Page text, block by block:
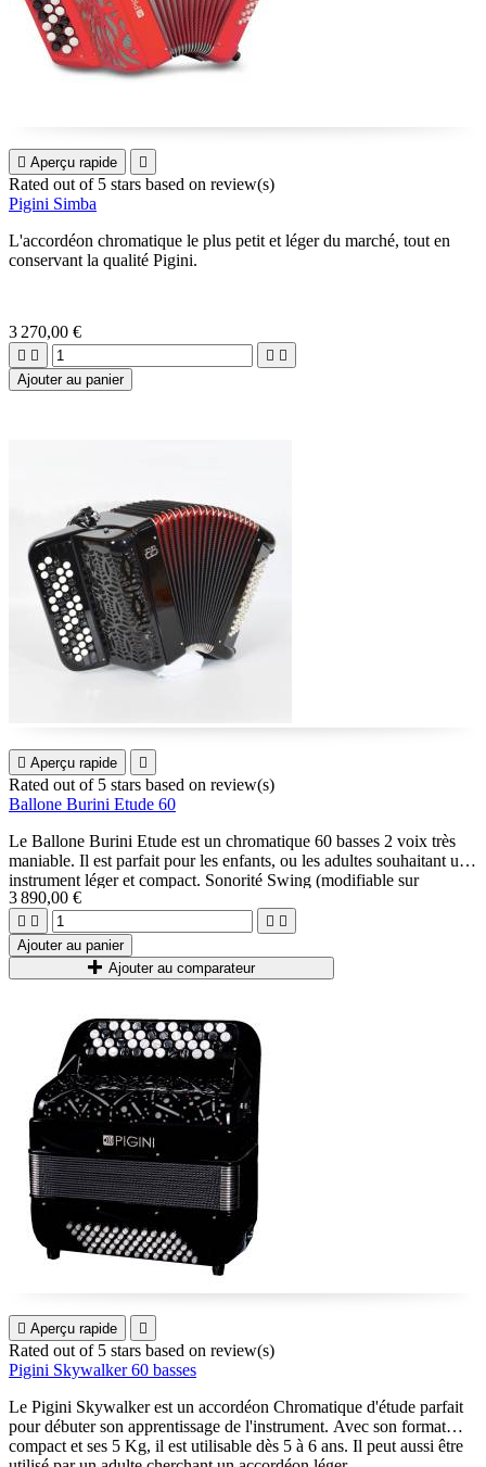
 Aperçu rapide 
Rated out of 5 stars based on review(s)
Pigini Simba
L'accordéon chromatique le plus petit et léger du marché, tout en
conservant la qualité Pigini.
3 270,00 €
   
Ajouter au panier
 Aperçu rapide 
Rated out of 5 stars based on review(s)
Ballone Burini Etude 60
Le Ballone Burini Etude est un chromatique 60 basses 2 voix très
maniable. Il est parfait pour les enfants, ou les adultes souhaitant un
instrument léger et compact. Sonorité Swing (modifiable sur
demande).
Couleur personnalisée sur demande.
Livré avec housse et bretelles
3 890,00 €
   
Ajouter au panier
Ajouter au comparateur
 Aperçu rapide 
Rated out of 5 stars based on review(s)
Pigini Skywalker 60 basses
Le Pigini Skywalker est un accordéon Chromatique d'étude parfait
pour débuter son apprentissage de l'instrument. Avec son format
compact et ses 5 Kg, il est utilisable dès 5 à 6 ans. Il peut aussi être